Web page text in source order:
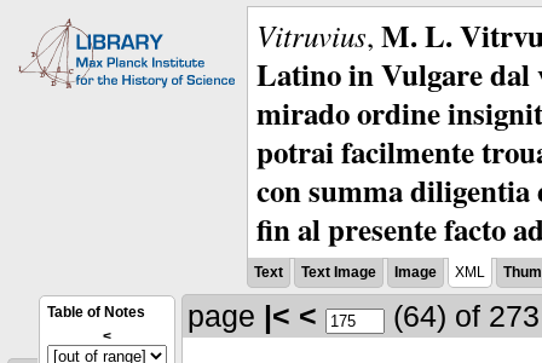
Vitruvius, M. L.
Latino in Vulgare dal
mirado ordine
potrai facilmente
con summa
fin al presente facto
Text Text Image Image XML
Table of Notes
<
page |< < (64) of